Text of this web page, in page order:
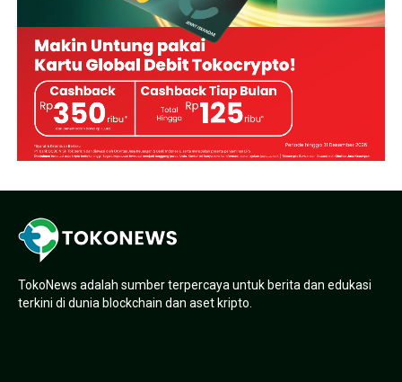
TokoNews adalah sumber terpercaya untuk berita dan edukasi
terkini di dunia blockchain dan aset kripto.